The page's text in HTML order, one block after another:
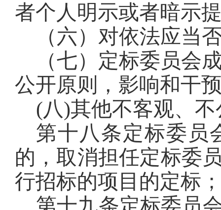
者个人明示或者暗示
（六）对依法应当
（七）定标委员会
公开原则，影响和干
(八)其他不客观、
第十八条定标委员
的，取消担任定标委
行招标的项目的定标